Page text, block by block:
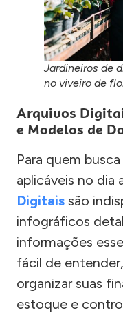
Jardineiros de
no viveiro de
Arquivos
e Modelos de
Para quem
aplicáveis no dia
Digitais são
infográficos
informações
fácil de
organizar suas
estoque e